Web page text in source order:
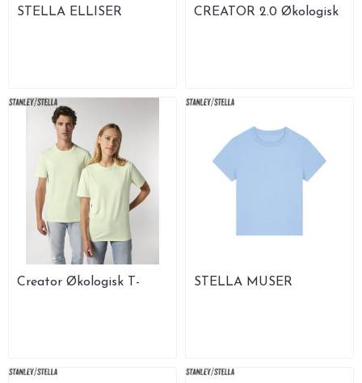
STELLA ELLISER
CREATOR 2.0 Økologisk
Creator Økologisk T-
STELLA MUSER